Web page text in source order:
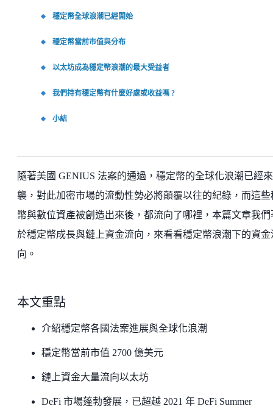
穩定幣全球浪潮已經開始
穩定幣當前市值與分布
以太坊成為穩定幣浪潮的最大受益者
我們持有穩定幣有什麼好處或收益嗎 ?
小結
隨著美國 GENIUS 法案的通過，穩定幣的全球化浪潮已經來
襲，對此加密市場的流動性勢必將顛覆以往的紀錄，而這些
幣與數位資產被創造出來後，都流向了哪裡，本篇文章我們
於穩定幣成長與鏈上資金流向，來看看穩定幣浪潮下的資金
向。
本文重點
介紹穩定幣各國法案進展與全球化浪潮
穩定幣當前市值 2700 億美元
鏈上資金大量流向以太坊
DeFi 市場蓬勃發展，已超越 2021 年 DeFi Summer